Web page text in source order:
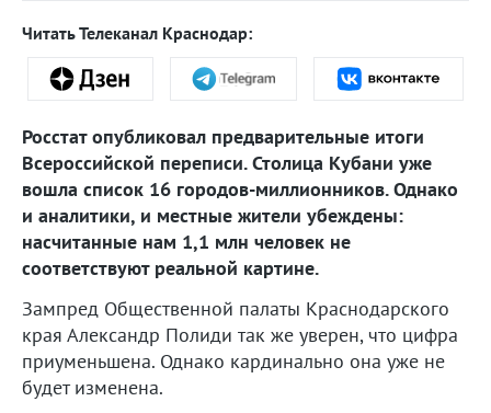
Читать Телеканал Краснодар:
Росстат опубликовал предварительные итоги
Всероссийской переписи. Столица Кубани уже
вошла список 16 городов-миллионников. Однако
и аналитики, и местные жители убеждены:
насчитанные нам 1,1 млн человек не
соответствуют реальной картине.
Зампред Общественной палаты Краснодарского
края Александр Полиди так же уверен, что цифра
приуменьшена. Однако кардинально она уже не
будет изменена.